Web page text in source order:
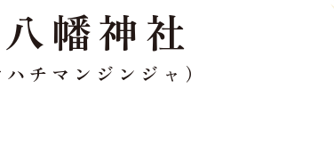
幡神社
ハチマンジンジャ）